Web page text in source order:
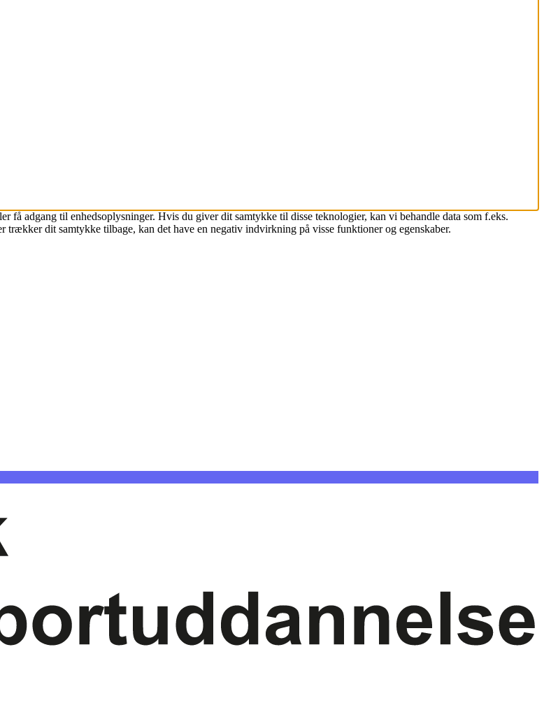
få adgang til enhedsoplysninger. Hvis du giver dit samtykke til disse teknologier, kan vi behandle data som f.eks.
dit samtykke tilbage, kan det have en negativ indvirkning på visse funktioner og egenskaber.